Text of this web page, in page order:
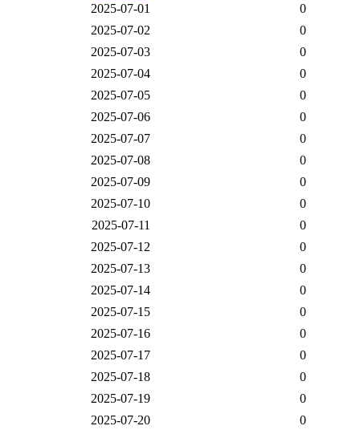
2025-07-01
0
2025-07-02
0
2025-07-03
0
2025-07-04
0
2025-07-05
0
2025-07-06
0
2025-07-07
0
2025-07-08
0
2025-07-09
0
2025-07-10
0
2025-07-11
0
2025-07-12
0
2025-07-13
0
2025-07-14
0
2025-07-15
0
2025-07-16
0
2025-07-17
0
2025-07-18
0
2025-07-19
0
2025-07-20
0